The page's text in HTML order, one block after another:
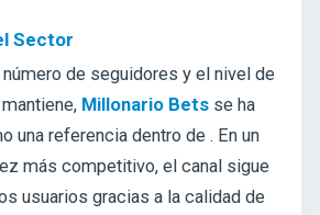
Sector
de seguidores y el nivel de
Millonario Bets se ha
una referencia dentro de . En un
más competitivo, el canal sigue
usuarios gracias a la calidad de